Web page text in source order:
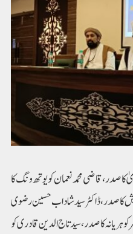
کا صدر،قاضی محمد نعمان کو یوتھ ونگ کا
کا صدر،ڈاکٹرسید شاداب حسین رضوی
کوہریانہ کا صدر، سیدتاج الدین قادری کو